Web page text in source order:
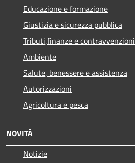
Educazione e formazione
Giustizia e sicurezza pubblica
Tributi,finanze e contravvenzioni
Ambiente
Salute, benessere e assistenza
Autorizzazioni
Agricoltura e pesca
NOVITÀ
Notizie